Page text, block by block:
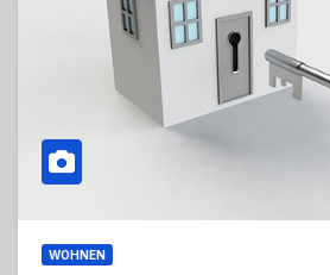
WOHNEN